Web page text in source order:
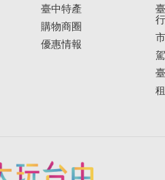
臺中特產
購物商圈
優惠情報
行